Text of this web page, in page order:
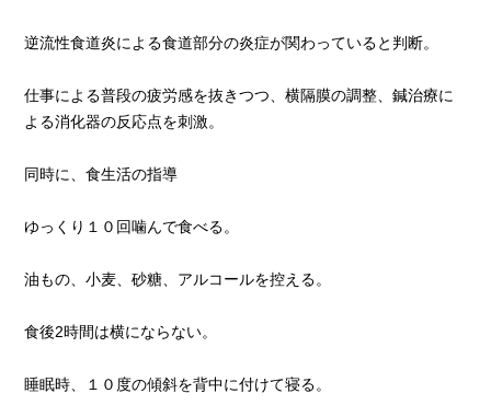
逆流性食道炎による食道部分の炎症が関わっていると判断。
仕事による普段の疲労感を抜きつつ、横隔膜の調整、鍼治療に
よる消化器の反応点を刺激。
同時に、食生活の指導
ゆっくり１０回噛んで食べる。
油もの、小麦、砂糖、アルコールを控える。
食後2時間は横にならない。
睡眠時、１０度の傾斜を背中に付けて寝る。